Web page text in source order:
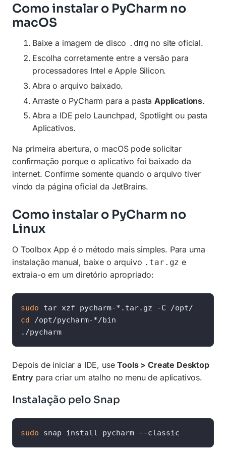
Como instalar o PyCharm no
macOS
Baixe a imagem de disco .dmg no site oficial.
Escolha corretamente entre a versão para
processadores Intel e Apple Silicon.
Abra o arquivo baixado.
Arraste o PyCharm para a pastaApplications.
Abra a IDE pelo Launchpad, Spotlight ou pasta
Aplicativos.
Na primeira abertura, o macOS pode solicitar
confirmação porque o aplicativo foi baixado da
internet. Confirme somente quando o arquivo tiver
vindo da página oficial da JetBrains.
Como instalar o PyCharm no
Linux
O Toolbox App é o método mais simples. Para uma
instalação manual, baixe o arquivo .tar.gz e
extraia-o em um diretório apropriado:
sudo
cd /opt/pycharm-*/bin
./pycharm
Depois de iniciar a IDE, useTools > Create Desktop
Entry para criar um atalho no menu de aplicativos.
Instalação pelo Snap
sudo snap install pycharm --classic